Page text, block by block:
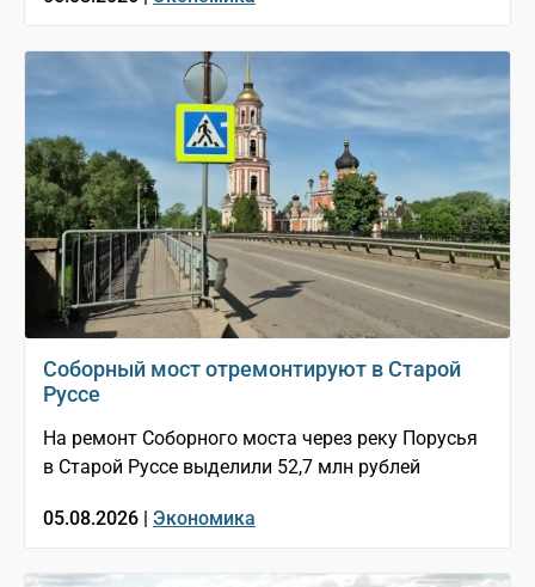
Соборный мост отремонтируют в Старой
Руссе
На ремонт Соборного моста через реку Порусья
в Старой Руссе выделили 52,7 млн рублей
05.08.2026 | Экономика